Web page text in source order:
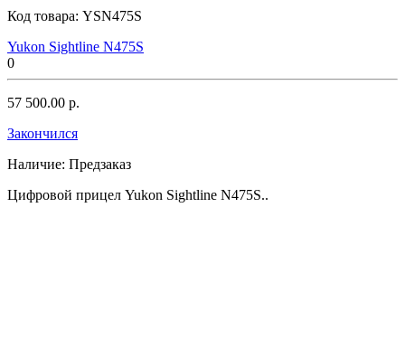
Код товара: YSN475S
Yukon Sightline N475S
0
57 500.00 р.
Закончился
Наличие: Предзаказ
Цифровой прицел Yukon Sightline N475S..